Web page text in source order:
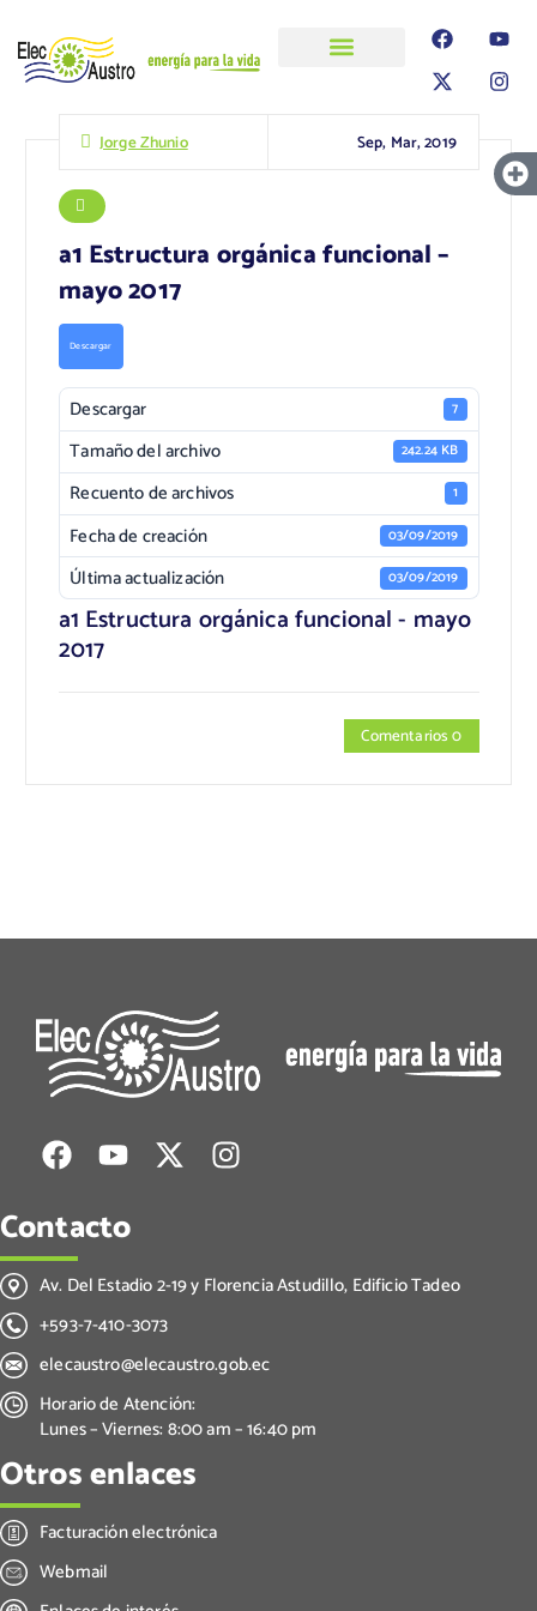
Jorge Zhunio Sep, Mar, 2019
a1 Estructura orgánica funcional –
mayo 2017
Descargar
Descargar 7
Tamaño del archivo 242.24 KB
Recuento de archivos 1
Fecha de creación 03/09/2019
Última actualización 03/09/2019
a1 Estructura orgánica funcional - mayo
2017
Comentarios 0
Contacto
Av. Del Estadio 2-19 y Florencia Astudillo, Edificio Tadeo
+593-7-410-3073
elecaustro@elecaustro.gob.ec
Horario de Atención:
Lunes – Viernes: 8:00 am – 16:40 pm
Otros enlaces
Facturación electrónica
Webmail